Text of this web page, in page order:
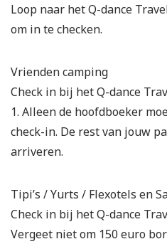
Loop naar het Q-dance
om in te checken.
Vrienden camping
Check in bij het Q-dance
1. Alleen de hoofdboeker
check-in. De rest van jouw
arriveren.
Tipi’s / Yurts / Flexotels en
Check in bij het Q-dance
Vergeet niet om 150 euro